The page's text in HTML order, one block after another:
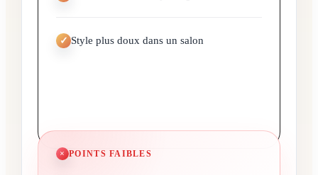
Style plus doux dans un salon
POINTS FAIBLES